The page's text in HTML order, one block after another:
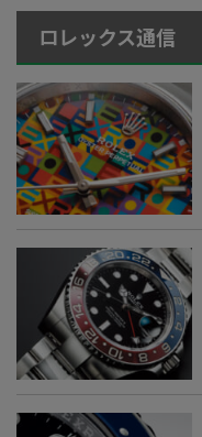
ロレックス通信